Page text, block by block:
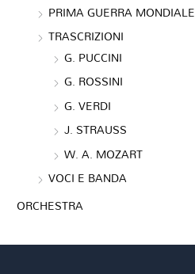
PRIMA GUERRA MONDIALE
TRASCRIZIONI
G. PUCCINI
G. ROSSINI
G. VERDI
J. STRAUSS
W. A. MOZART
VOCI E BANDA
ORCHESTRA